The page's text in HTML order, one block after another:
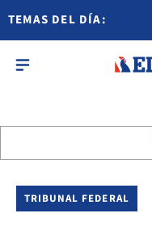
TEMAS DEL DÍA:
TRIBUNAL FEDERAL